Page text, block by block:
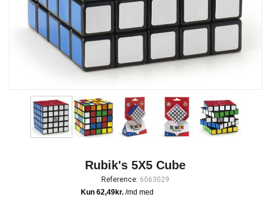
Rubik's 5X5 Cube
Reference: 6063029